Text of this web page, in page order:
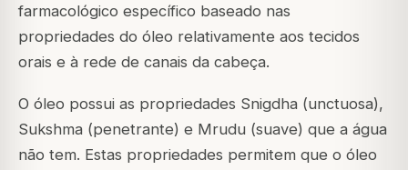
farmacológico específico baseado nas
propriedades do óleo relativamente aos tecidos
orais e à rede de canais da cabeça.
O óleo possui as propriedades Snigdha (unctuosa),
Sukshma (penetrante) e Mrudu (suave) que a água
não tem. Estas propriedades permitem que o óleo